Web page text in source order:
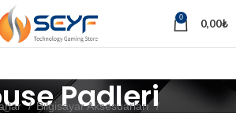
0 0,00₺
Padleri
Bilgisayar Aksesuarları